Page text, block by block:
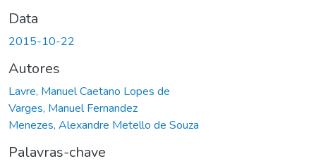
Data
2015-10-22
Autores
Lavre, Manuel Caetano Lopes de
Varges, Manuel Fernandez
Menezes, Alexandre Metello de Souza
Palavras-chave